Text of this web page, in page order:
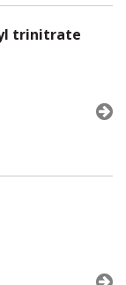
trinitrate